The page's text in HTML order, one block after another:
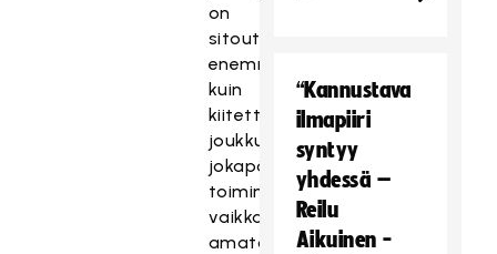
on
sitoutunut
enemmän
kuin
kiitettävästi
joukkueen
jokapäiväiseen
toimintaan,
vaikka
amatööriurheilu
“Kannustava
ilmapiiri
syntyy
yhdessä –
Reilu
Aikuinen -